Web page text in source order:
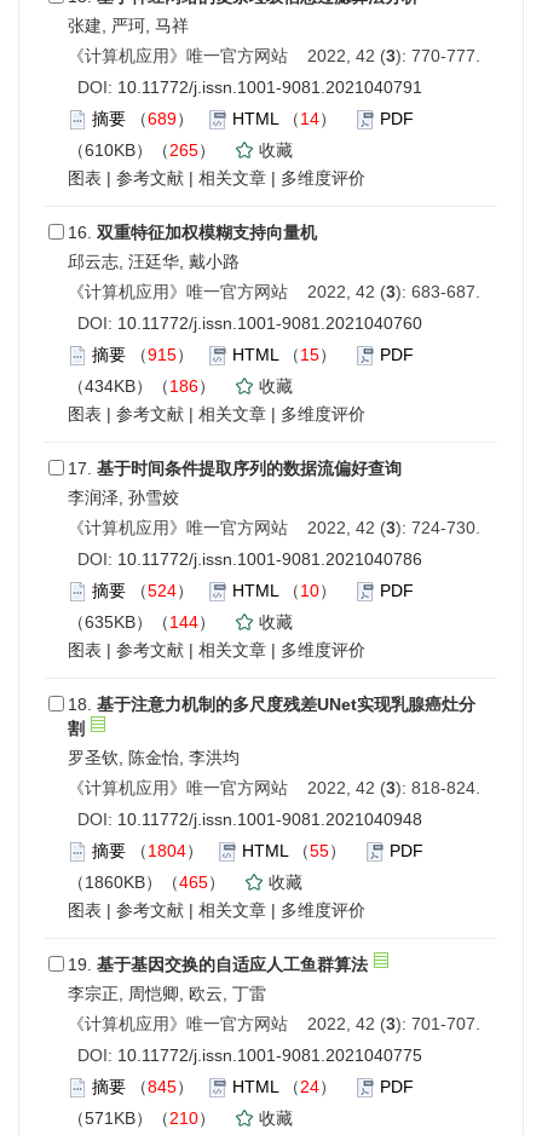
张建, 严珂, 马祥
《计算机应用》唯一官方网站 2022, 42 (3): 770-777.
DOI: 10.11772/j.issn.1001-9081.2021040791
摘要 （689） HTML （14）
PDF
（610KB）（265）
收藏
图表 | 参考文献 | 相关文章 | 多维度评价
16. 双重特征加权模糊支持向量机
邱云志, 汪廷华, 戴小路
《计算机应用》唯一官方网站 2022, 42 (3): 683-687.
DOI: 10.11772/j.issn.1001-9081.2021040760
摘要 （915） HTML （15）
PDF
（434KB）（186）
收藏
图表 | 参考文献 | 相关文章 | 多维度评价
17. 基于时间条件提取序列的数据流偏好查询
李润泽, 孙雪姣
《计算机应用》唯一官方网站 2022, 42 (3): 724-730.
DOI: 10.11772/j.issn.1001-9081.2021040786
摘要 （524） HTML （10）
PDF
（635KB）（144）
收藏
图表 | 参考文献 | 相关文章 | 多维度评价
18. 基于注意力机制的多尺度残差UNet实现乳腺癌灶分
割
罗圣钦, 陈金怡, 李洪均
《计算机应用》唯一官方网站 2022, 42 (3): 818-824.
DOI: 10.11772/j.issn.1001-9081.2021040948
摘要 （1804） HTML （55）
PDF
（1860KB）（465）
收藏
图表 | 参考文献 | 相关文章 | 多维度评价
19. 基于基因交换的自适应人工鱼群算法
李宗正, 周恺卿, 欧云, 丁雷
《计算机应用》唯一官方网站 2022, 42 (3): 701-707.
DOI: 10.11772/j.issn.1001-9081.2021040775
摘要 （845） HTML （24）
PDF
（571KB）（210）
收藏